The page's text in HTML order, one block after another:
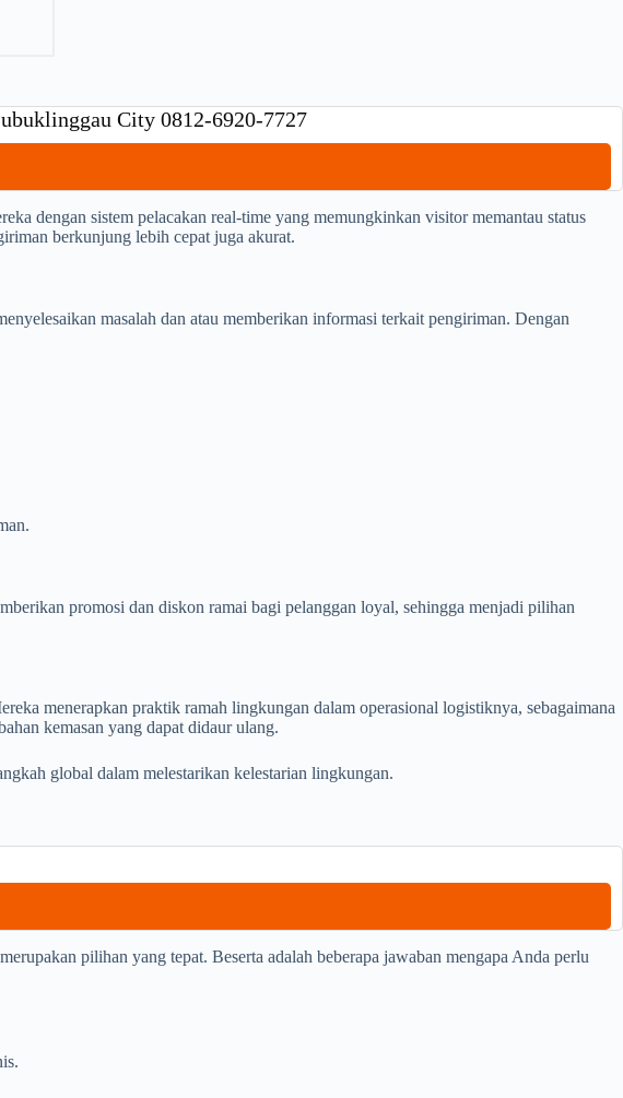
City 0812-6920-7727
dengan sistem pelacakan real-time yang memungkinkan visitor memantau status
berkunjung lebih cepat juga akurat.
masalah dan atau memberikan informasi terkait pengiriman. Dengan
promosi dan diskon ramai bagi pelanggan loyal, sehingga menjadi pilihan
menerapkan praktik ramah lingkungan dalam operasional logistiknya, sebagaimana
kemasan yang dapat didaur ulang.
global dalam melestarikan kelestarian lingkungan.
pilihan yang tepat. Beserta adalah beberapa jawaban mengapa Anda perlu